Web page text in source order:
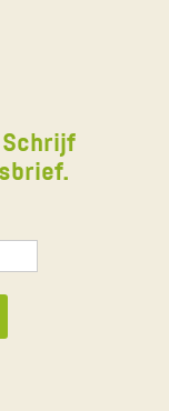
Schrijf